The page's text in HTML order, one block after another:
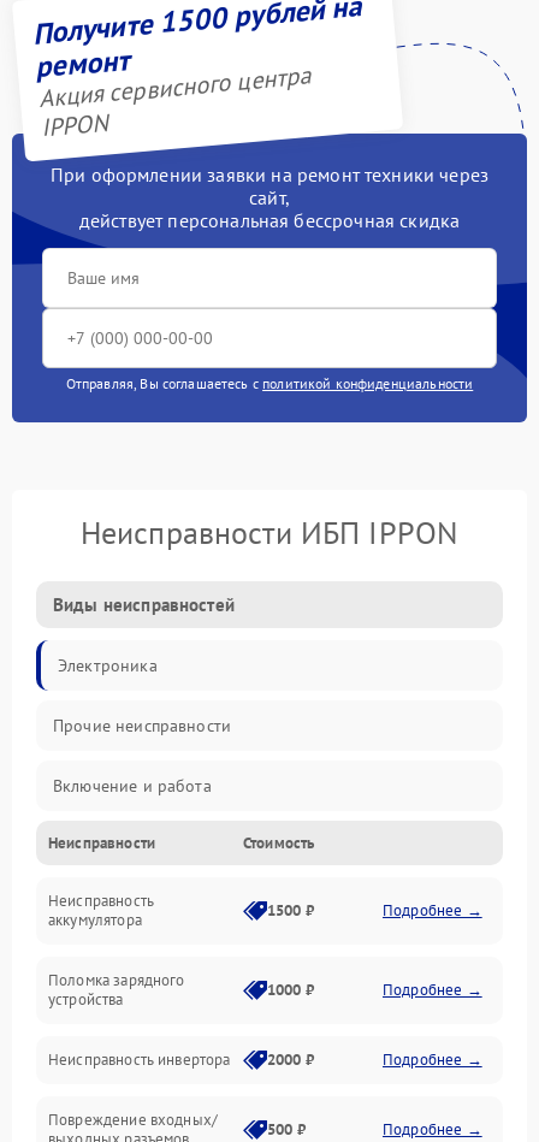
Получите 1500 рублей на
ремонт
Акция сервисного центра
IPPON
При оформлении заявки на ремонт техники через
сайт,
действует персональная бессрочная скидка
Отправляя, Вы соглашаетесь с политикой конфиденциальности
Неисправности ИБП IPPON
Виды неисправностей
Электроника
Прочие неисправности
Включение и работа
Работа с нагрузкой
Звук и индикация
Неисправности Стоимость
Неисправность
аккумулятора
1500 ₽ Подробнее →
Поломка зарядного
устройства
1000 ₽ Подробнее →
Неисправность инвертора 2000 ₽ Подробнее →
Повреждение входных/
500 ₽ Подробнее →